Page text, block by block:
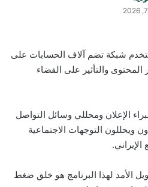
شبكة تضم آلاف الحسابات على
والتأثير على الفضاء
الإعلان ومحللي وسائل التواصل
ويحللون التوجهات الاجتماعية
الأمد لهذا البرنامج هو خلق ضغط